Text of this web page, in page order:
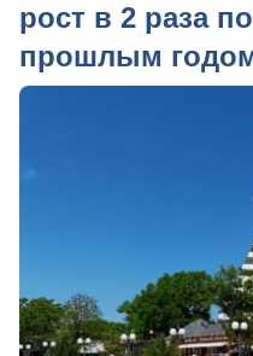
рост в 2 раза
прошлым